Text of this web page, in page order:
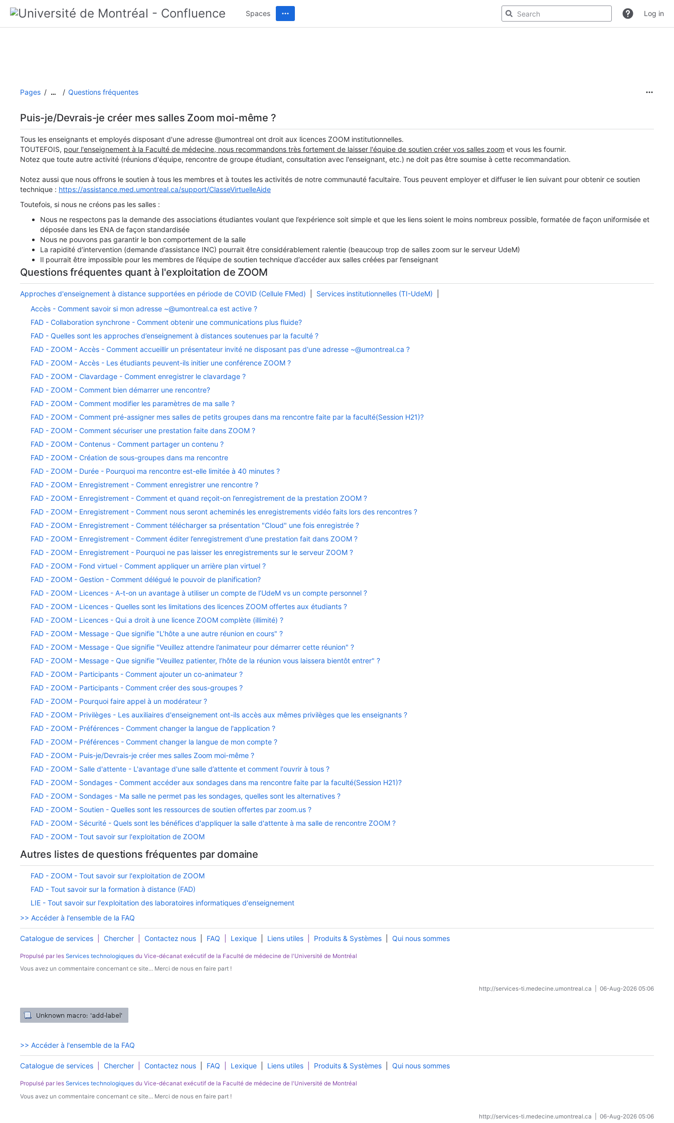
Spaces Log in
Pages … Questions fréquentes
Puis-je/Devrais-je créer mes salles Zoom moi-même ?
Tous les enseignants et employés disposant d'une adresse @umontreal ont droit aux licences ZOOM institutionnelles.
TOUTEFOIS, pour l'enseignement à la Faculté de médecine, nous recommandons très fortement de laisser l'équipe de soutien créer vos salles zoom et vous les fournir.
Notez que toute autre activité (réunions d'équipe, rencontre de groupe étudiant, consultation avec l'enseignant, etc.) ne doit pas être soumise à cette recommandation.
Notez aussi que nous offrons le soutien à tous les membres et à toutes les activités de notre communauté facultaire. Tous peuvent employer et diffuser le lien suivant pour obtenir ce soutien
technique : https://assistance.med.umontreal.ca/support/ClasseVirtuelleAide
Toutefois, si nous ne créons pas les salles :
Nous ne respectons pas la demande des associations étudiantes voulant que l’expérience soit simple et que les liens soient le moins nombreux possible, formatée de façon uniformisée et
déposée dans les ENA de façon standardisée
Nous ne pouvons pas garantir le bon comportement de la salle
La rapidité d’intervention (demande d’assistance INC) pourrait être considérablement ralentie (beaucoup trop de salles zoom sur le serveur UdeM)
Il pourrait être impossible pour les membres de l’équipe de soutien technique d’accéder aux salles créées par l’enseignant
Questions fréquentes quant à l'exploitation de ZOOM
Approches d'enseignement à distance supportées en période de COVID (Cellule FMed) Services institutionnelles (TI-UdeM)
Accès - Comment savoir si mon adresse ~@umontreal.ca est active ?
FAD - Collaboration synchrone - Comment obtenir une communications plus fluide?
FAD - Quelles sont les approches d’enseignement à distances soutenues par la faculté ?
FAD - ZOOM - Accès - Comment accueillir un présentateur invité ne disposant pas d'une adresse ~@umontreal.ca ?
FAD - ZOOM - Accès - Les étudiants peuvent-ils initier une conférence ZOOM ?
FAD - ZOOM - Clavardage - Comment enregistrer le clavardage ?
FAD - ZOOM - Comment bien démarrer une rencontre?
FAD - ZOOM - Comment modifier les paramètres de ma salle ?
FAD - ZOOM - Comment pré-assigner mes salles de petits groupes dans ma rencontre faite par la faculté(Session H21)?
FAD - ZOOM - Comment sécuriser une prestation faite dans ZOOM ?
FAD - ZOOM - Contenus - Comment partager un contenu ?
FAD - ZOOM - Création de sous-groupes dans ma rencontre
FAD - ZOOM - Durée - Pourquoi ma rencontre est-elle limitée à 40 minutes ?
FAD - ZOOM - Enregistrement - Comment enregistrer une rencontre ?
FAD - ZOOM - Enregistrement - Comment et quand reçoit-on l’enregistrement de la prestation ZOOM ?
FAD - ZOOM - Enregistrement - Comment nous seront acheminés les enregistrements vidéo faits lors des rencontres ?
FAD - ZOOM - Enregistrement - Comment télécharger sa présentation "Cloud" une fois enregistrée ?
FAD - ZOOM - Enregistrement - Comment éditer l’enregistrement d'une prestation fait dans ZOOM ?
FAD - ZOOM - Enregistrement - Pourquoi ne pas laisser les enregistrements sur le serveur ZOOM ?
FAD - ZOOM - Fond virtuel - Comment appliquer un arrière plan virtuel ?
FAD - ZOOM - Gestion - Comment délégué le pouvoir de planification?
FAD - ZOOM - Licences - A-t-on un avantage à utiliser un compte de l’UdeM vs un compte personnel ?
FAD - ZOOM - Licences - Quelles sont les limitations des licences ZOOM offertes aux étudiants ?
FAD - ZOOM - Licences - Qui a droit à une licence ZOOM complète (illimité) ?
FAD - ZOOM - Message - Que signifie "L’hôte a une autre réunion en cours" ?
FAD - ZOOM - Message - Que signifie "Veuillez attendre l’animateur pour démarrer cette réunion" ?
FAD - ZOOM - Message - Que signifie "Veuillez patienter, l’hôte de la réunion vous laissera bientôt entrer" ?
FAD - ZOOM - Participants - Comment ajouter un co-animateur ?
FAD - ZOOM - Participants - Comment créer des sous-groupes ?
FAD - ZOOM - Pourquoi faire appel à un modérateur ?
FAD - ZOOM - Privilèges - Les auxiliaires d'enseignement ont-ils accès aux mêmes privilèges que les enseignants ?
FAD - ZOOM - Préférences - Comment changer la langue de l'application ?
FAD - ZOOM - Préférences - Comment changer la langue de mon compte ?
FAD - ZOOM - Puis-je/Devrais-je créer mes salles Zoom moi-même ?
FAD - ZOOM - Salle d'attente - L'avantage d'une salle d’attente et comment l'ouvrir à tous ?
FAD - ZOOM - Sondages - Comment accéder aux sondages dans ma rencontre faite par la faculté(Session H21)?
FAD - ZOOM - Sondages - Ma salle ne permet pas les sondages, quelles sont les alternatives ?
FAD - ZOOM - Soutien - Quelles sont les ressources de soutien offertes par zoom.us ?
FAD - ZOOM - Sécurité - Quels sont les bénéfices d'appliquer la salle d'attente à ma salle de rencontre ZOOM ?
FAD - ZOOM - Tout savoir sur l'exploitation de ZOOM
Autres listes de questions fréquentes par domaine
FAD - ZOOM - Tout savoir sur l'exploitation de ZOOM
FAD - Tout savoir sur la formation à distance (FAD)
LIE - Tout savoir sur l'exploitation des laboratoires informatiques d'enseignement
>> Accéder à l'ensemble de la FAQ
Catalogue de services Chercher Contactez nous FAQ Lexique Liens utiles Produits & Systèmes Qui nous sommes
Propulsé par les Services technologiques du Vice-décanat exécutif de la Faculté de médecine de l'Université de Montréal
Vous avez un commentaire concernant ce site... Merci de nous en faire part !
http://services-ti.medecine.umontreal.ca 06-Aug-2026 05:06
>> Accéder à l'ensemble de la FAQ
Catalogue de services Chercher Contactez nous FAQ Lexique Liens utiles Produits & Systèmes Qui nous sommes
Propulsé par les Services technologiques du Vice-décanat exécutif de la Faculté de médecine de l'Université de Montréal
Vous avez un commentaire concernant ce site... Merci de nous en faire part !
http://services-ti.medecine.umontreal.ca 06-Aug-2026 05:06